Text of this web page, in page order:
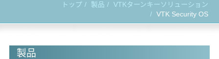
トップ 製品
VTKターンキーソリューション
VTK Security OS
製品